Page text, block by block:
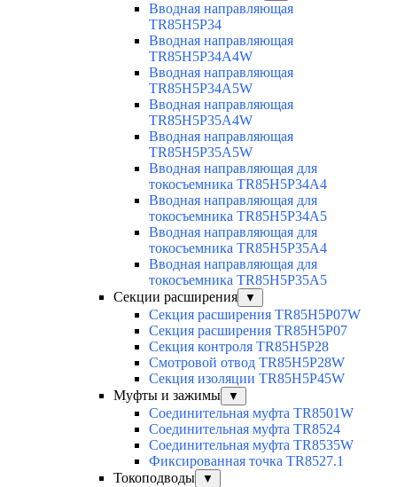
Вводная направляющая
TR85H5P34
Вводная направляющая
TR85H5P34A4W
Вводная направляющая
TR85H5P34A5W
Вводная направляющая
TR85H5P35A4W
Вводная направляющая
TR85H5P35A5W
Вводная направляющая для
токосъемника TR85H5P34A4
Вводная направляющая для
токосъемника TR85H5P34A5
Вводная направляющая для
токосъемника TR85H5P35A4
Вводная направляющая для
токосъемника TR85H5P35A5
Секции расширения
▼
Секция расширения TR85H5P07W
Секция расширения TR85H5P07
Секция контроля TR85H5P28
Смотровой отвод TR85H5P28W
Секция изоляции TR85H5P45W
Муфты и зажимы
▼
Соединительная муфта TR8501W
Соединительная муфта TR8524
Соединительная муфта TR8535W
Фиксированная точка TR8527.1
Токоподводы
▼